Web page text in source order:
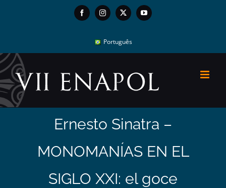
FacebookInstagram
X YouTube
Português
Ernesto Sinatra –
MONOMANÍAS EN EL
SIGLO XXI: el goce